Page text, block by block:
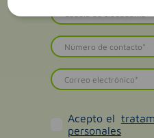
Acepto el
personales